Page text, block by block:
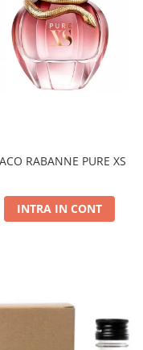
RABANNE PURE XS
INTRA IN CONT